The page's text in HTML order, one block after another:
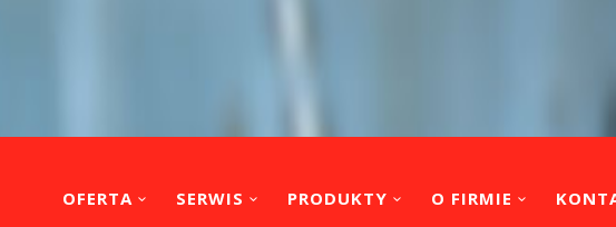
OFERTA SERWIS PRODUKTY O FIRMIE